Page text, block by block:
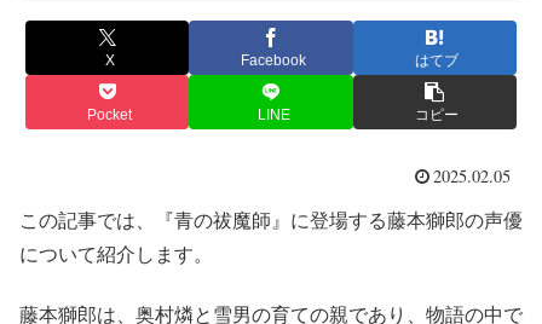
X Facebook はてブ
Pocket LINE コピー
2025.02.05
この記事では、『青の祓魔師』に登場する藤本獅郎の声優
について紹介します。
藤本獅郎は、奥村燐と雪男の育ての親であり、物語の中で